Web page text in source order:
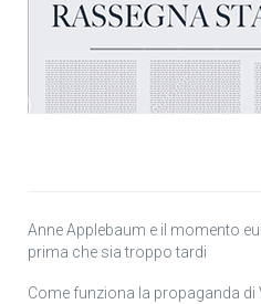
Anne Applebaum e il momento
prima che sia troppo tardi
Come funziona la propaganda di